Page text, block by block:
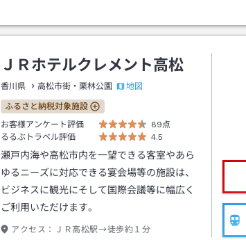
ＪＲホテルクレメント高松
香川県 高松市街・栗林公園 地図
ふるさと納税対象施設
お客様アンケート評価
89点
るるぶトラベル評価
4.5
瀬戸内海や高松市内を一望できる客室やあら
ゆるニーズに対応できる宴会場等の施設は、
ビジネスに観光にそして国際会議等に幅広く
ご利用いただけます。
アクセス： ＪＲ高松駅→徒歩約１分